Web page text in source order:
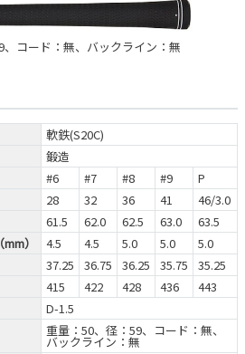
コード：無、バックライン：無
軟鉄(S20C)
鍛造
#6 #7 #8 #9
P
28 32 36 41
46/3.0
61.5 62.0 62.5 63.0
63.5
）
4.5 4.5 5.0 5.0
5.0
37.25 36.75 36.25 35.75
35.25
415 422 428 436
443
D-1.5
重量：50、径：59、コード：無、
バックライン：無